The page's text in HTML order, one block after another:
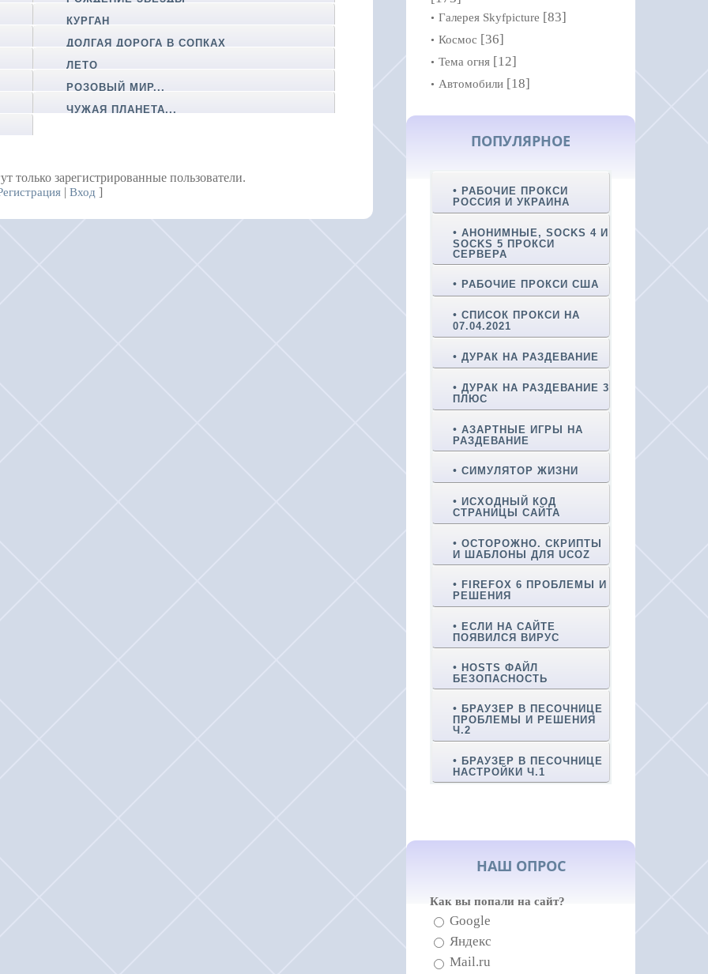
КУРГАН
ДОЛГАЯ ДОРОГА В СОПКАХ
ЛЕТО
РОЗОВЫЙ МИР...
ЧУЖАЯ ПЛАНЕТА...
только зарегистрированные пользователи.
| Вход ]
Галерея Skyfpicture [83]
Космос [36]
Тема огня [12]
Автомобили [18]
ПОПУЛЯРНОЕ
РАБОЧИЕ ПРОКСИ
РОССИЯ И УКРАИНА
АНОНИМНЫЕ, SOCKS 4 И
SOCKS 5 ПРОКСИ
СЕРВЕРА
РАБОЧИЕ ПРОКСИ США
СПИСОК ПРОКСИ НА
07.04.2021
ДУРАК НА РАЗДЕВАНИЕ
ДУРАК НА РАЗДЕВАНИЕ 3
ПЛЮС
АЗАРТНЫЕ ИГРЫ НА
РАЗДЕВАНИЕ
СИМУЛЯТОР ЖИЗНИ
ИСХОДНЫЙ КОД
СТРАНИЦЫ САЙТА
ОСТОРОЖНО. СКРИПТЫ
И ШАБЛОНЫ ДЛЯ UCOZ
FIREFOX 6 ПРОБЛЕМЫ И
РЕШЕНИЯ
ЕСЛИ НА САЙТЕ
ПОЯВИЛСЯ ВИРУС
HOSTS ФАЙЛ
БЕЗОПАСНОСТЬ
БРАУЗЕР В ПЕСОЧНИЦЕ
ПРОБЛЕМЫ И РЕШЕНИЯ
Ч.2
БРАУЗЕР В ПЕСОЧНИЦЕ
НАСТРОЙКИ Ч.1
НАШ ОПРОС
Как вы попали на сайт?
Google
Яндекс
Mail.ru